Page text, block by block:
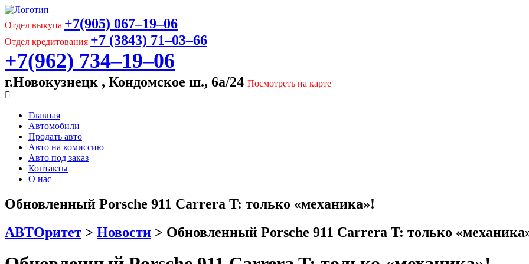
Отдел выкупа +7(905) 067‒19‒06
Отдел кредитования +7 (3843) 71‒03‒66
+7(962) 734‒19‒06
г.Новокузнецк , Кондомское ш., 6а/24 Посмотреть на карте
Главная
Автомобили
Продать авто
Авто на комиссию
Авто под заказ
Контакты
О нас
Обновленный Porsche 911 Carrera T: только «механика»!
АВТОритет > Новости > Обновленный Porsche 911 Carrera T: только